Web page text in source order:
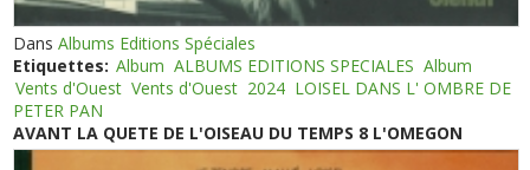
DansAlbums Editions Spéciales
Etiquettes: Album ALBUMS EDITIONS SPECIALES Album
Vents d'Ouest Vents d'Ouest 2024 LOISEL DANS L' OMBRE DE
PETER PAN
AVANT LA QUETE DE L'OISEAU DU TEMPS 8 L'OMEGON